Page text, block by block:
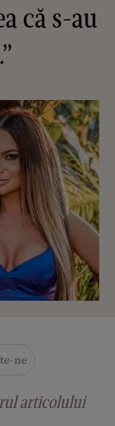
că s-au
ne
articolului